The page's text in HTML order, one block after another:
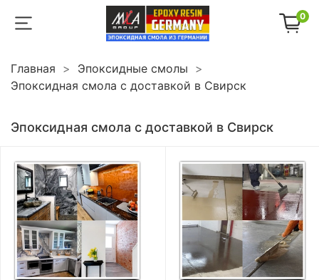
0
Главная
Эпоксидные смолы
Эпоксидная смола с доставкой в Свирск
Эпоксидная смола с доставкой в Свирск